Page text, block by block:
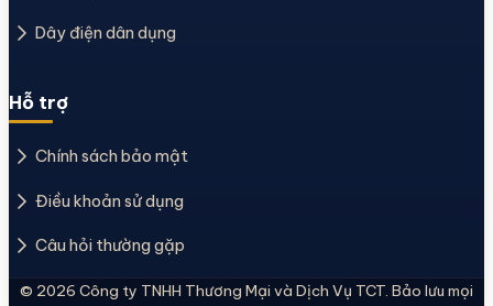
Dây điện dân dụng
Hỗ trợ
Chính sách bảo mật
Điều khoản sử dụng
Câu hỏi thường gặp
© 2026 Công ty TNHH Thương Mại và Dịch Vụ TCT. Bảo lưu mọi